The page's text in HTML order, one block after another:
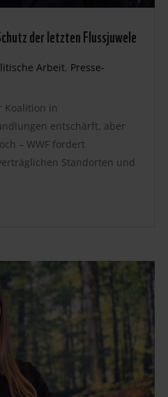
der letzten Flussjuwele
Arbeit, Presse-
Koalition in
entschärft, aber
– WWF fordert
Standorten und